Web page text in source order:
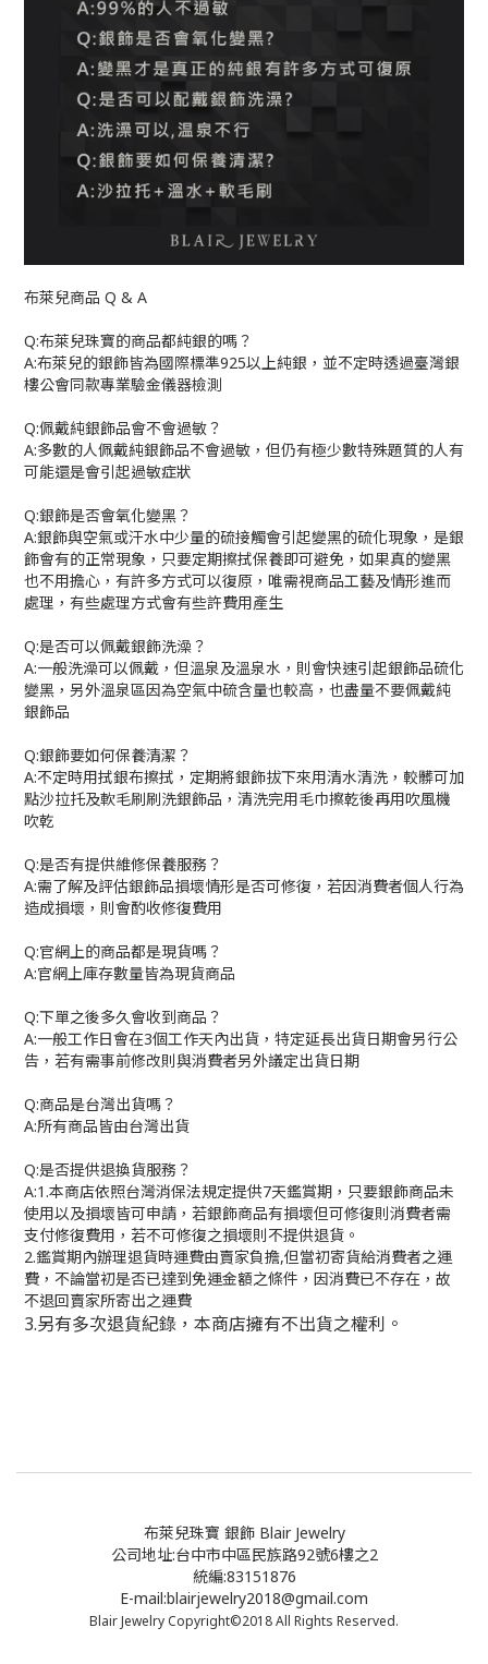
布萊兒商品 Q & A
Q:布萊兒珠寶的商品都純銀的嗎？
A:布萊兒的銀飾皆為國際標準925以上純銀，並不定時透過臺灣銀
樓公會同款專業驗金儀器檢測
Q:佩戴純銀飾品會不會過敏？
A:多數的人佩戴純銀飾品不會過敏，但仍有極少數特殊題質的人有
可能還是會引起過敏症狀
Q:銀飾是否會氧化變黑？
A:銀飾與空氣或汗水中少量的硫接觸會引起變黑的硫化現象，是銀
飾會有的正常現象，只要定期擦拭保養即可避免，如果真的變黑
也不用擔心，有許多方式可以復原，唯需視商品工藝及情形進而
處理，有些處理方式會有些許費用產生
Q:是否可以佩戴銀飾洗澡？
A:一般洗澡可以佩戴，但溫泉及溫泉水，則會快速引起銀飾品硫化
變黑，另外溫泉區因為空氣中硫含量也較高，也盡量不要佩戴純
銀飾品
Q:銀飾要如何保養清潔？
A:不定時用拭銀布擦拭，定期將銀飾拔下來用清水清洗，較髒可加
點沙拉托及軟毛刷刷洗銀飾品，清洗完用毛巾擦乾後再用吹風機
吹乾
Q:是否有提供維修保養服務？
A:需了解及評估銀飾品損壞情形是否可修復，若因消費者個人行為
造成損壞，則會酌收修復費用
Q:官網上的商品都是現貨嗎？
A:官網上庫存數量皆為現貨商品
Q:下單之後多久會收到商品？
A:一般工作日會在3個工作天內出貨，特定延長出貨日期會另行公
告，若有需事前修改則與消費者另外議定出貨日期
Q:商品是台灣出貨嗎？
A:所有商品皆由台灣出貨
Q:是否提供退換貨服務？
A:1.本商店依照台灣消保法規定提供7天鑑賞期，只要銀飾商品未
使用以及損壞皆可申請，若銀飾商品有損壞但可修復則消費者需
支付修復費用，若不可修復之損壞則不提供退貨。
2.鑑賞期內辦理退貨時運費由賣家負擔,但當初寄貨給消費者之運
費，不論當初是否已達到免運金額之條件，因消費已不存在，故
不退回賣家所寄出之運費
3.另有多次退貨紀錄，本商店擁有不出貨之權利。
布萊兒珠寶 銀飾 Blair Jewelry
公司地址:台中市中區民族路92號6樓之2
統編:83151876
E-mail:blairjewelry2018@gmail.com
Blair Jewelry Copyright©2018 All Rights Reserved.